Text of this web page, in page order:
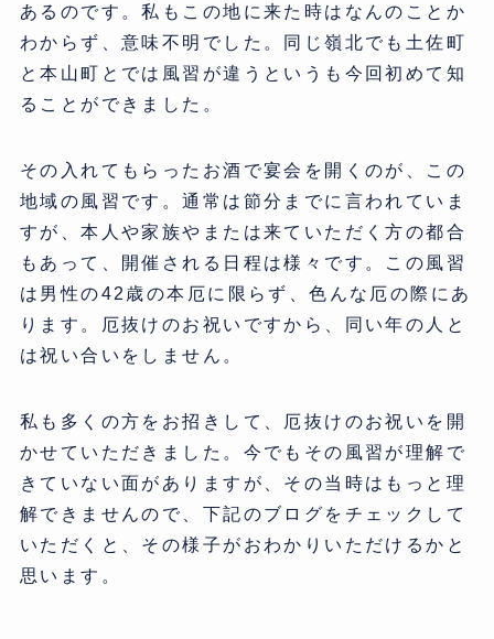
あるのです。私もこの地に来た時はなんのことか
わからず、意味不明でした。同じ嶺北でも土佐町
と本山町とでは風習が違うというも今回初めて知
ることができました。
その入れてもらったお酒で宴会を開くのが、この
地域の風習です。通常は節分までに言われていま
すが、本人や家族やまたは来ていただく方の都合
もあって、開催される日程は様々です。この風習
は男性の42歳の本厄に限らず、色んな厄の際にあ
ります。厄抜けのお祝いですから、同い年の人と
は祝い合いをしません。
私も多くの方をお招きして、厄抜けのお祝いを開
かせていただきました。今でもその風習が理解で
きていない面がありますが、その当時はもっと理
解できませんので、下記のブログをチェックして
いただくと、その様子がおわかりいただけるかと
思います。